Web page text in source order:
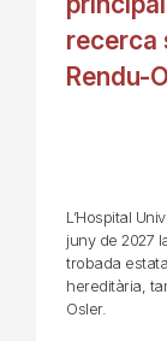
recerca
Rendu-
L’Hospital
juny de 2027
trobada
hereditària,
Osler.